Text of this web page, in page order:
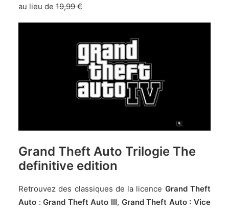
au lieu de 19,99 €
Grand Theft Auto Trilogie The
definitive edition
Retrouvez des classiques de la licence Grand Theft
Auto : Grand Theft Auto III, Grand Theft Auto : Vice